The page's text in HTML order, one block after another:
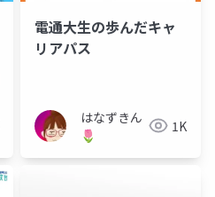
電通大生の歩んだキャ
リアパス
はなずきん
🌷
1K